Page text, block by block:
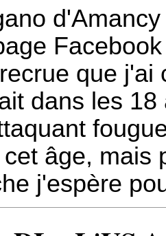
que
dans les
âge, mais
j'espère